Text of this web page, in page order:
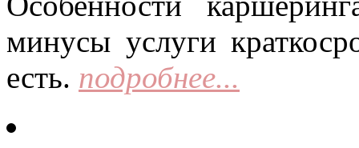
минусы услуги
есть. подробнее...